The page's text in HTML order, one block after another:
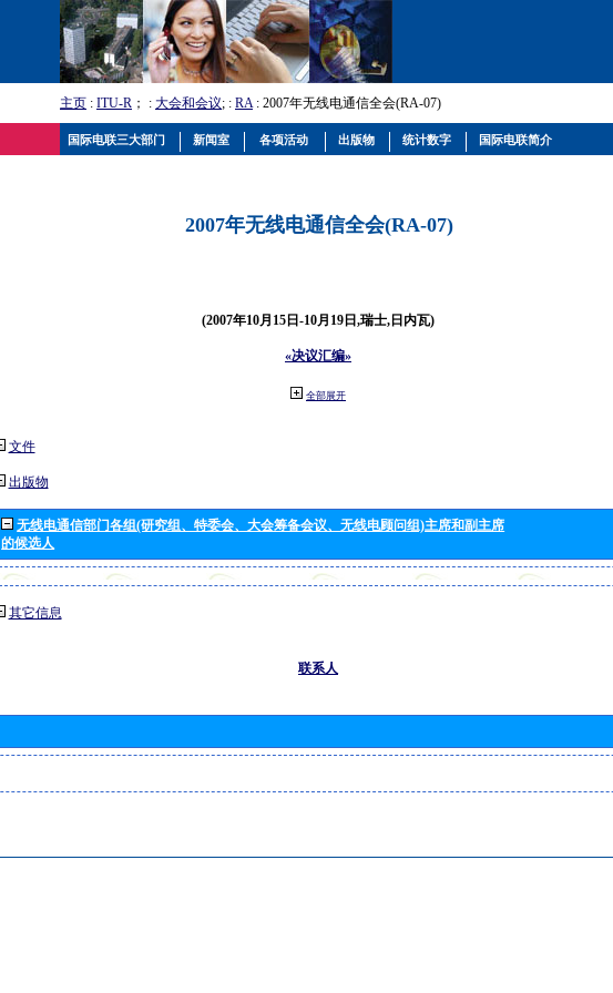
主页 : ITU-R ； : 大会和会议; : RA: 2007年无线电通信全会(RA-07)
2007年无线电通信全会(RA-07)
(2007年10月15日-10月19日,瑞士,日内瓦)
«决议汇编»
全部展开
文件
出版物
无线电通信部门各组(研究组、特委会、大会筹备会议、无线电顾问组)主席和副主席
的候选人
其它信息
联系人
国际电联三大部门 新闻室 各项活动 出版物 统计数字 国际电联简介